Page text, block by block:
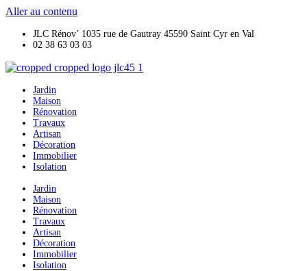
Aller au contenu
JLC Rénov’ 1035 rue de Gautray 45590 Saint Cyr en Val
02 38 63 03 03
Jardin
Maison
Rénovation
Travaux
Artisan
Décoration
Immobilier
Isolation
Jardin
Maison
Rénovation
Travaux
Artisan
Décoration
Immobilier
Isolation